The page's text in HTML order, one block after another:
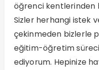
öğrenci kentlerinden
Sizler herhangi istek
çekinmeden bizlerle
eğitim-öğretim
ediyorum. Hepinize